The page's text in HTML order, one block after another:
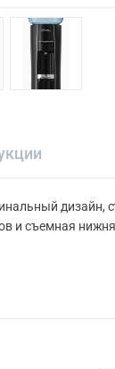
дизайн,
и съемная